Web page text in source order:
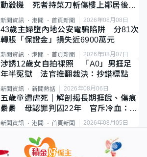
動殺機 死者持菜刀斬傷樓上鄰居後墮
新聞資訊 港聞 首頁新聞 2026年08月08日
43歲主婦墮內地公安電騙陷阱 分81次
轉賬「保證金」損失近6900萬元
新聞資訊 港聞 首頁新聞 2026年08月07日
涉誘12歲女自拍祼照 「A0」男捱足
年半冤獄 法官推翻裁決：抄錯標點
新聞資訊 新聞熱話 2026年08月06日
五歲童遭虐死｜解剖揭長期捱餓、傷痕
纍纍 母認罪判囚22年 官斥冷血：同
類案最惡劣
新聞資訊 港聞 首頁新聞 2026年08月05日